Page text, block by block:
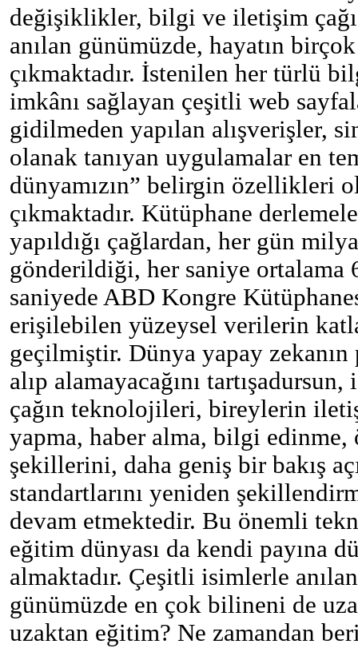
değişiklikler, bilgi ve iletişim
anılan günümüzde, hayatın
çıkmaktadır. İstenilen her türlü
imkânı sağlayan çeşitli web
gidilmeden yapılan alışverişler,
olanak tanıyan uygulamalar en
dünyamızın” belirgin özellikleri
çıkmaktadır. Kütüphane
yapıldığı çağlardan, her gün
gönderildiği, her saniye ortalama
saniyede ABD Kongre
erişilebilen yüzeysel verilerin
geçilmiştir. Dünya yapay
alıp alamayacağını
çağın teknolojileri, bireylerin
yapma, haber alma, bilgi edinme,
şekillerini, daha geniş bir bakış
standartlarını yeniden
devam etmektedir. Bu önemli
eğitim dünyası da kendi payına
almaktadır. Çeşitli isimlerle
günümüzde en çok bilineni de
uzaktan eğitim? Ne zamandan